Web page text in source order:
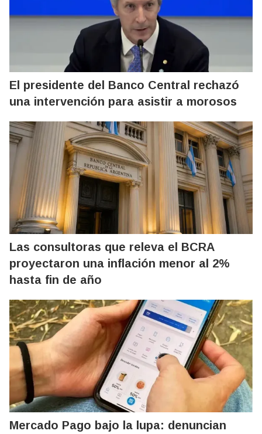
El presidente del Banco Central rechazó
una intervención para asistir a morosos
Las consultoras que releva el BCRA
proyectaron una inflación menor al 2%
hasta fin de año
Mercado Pago bajo la lupa: denuncian